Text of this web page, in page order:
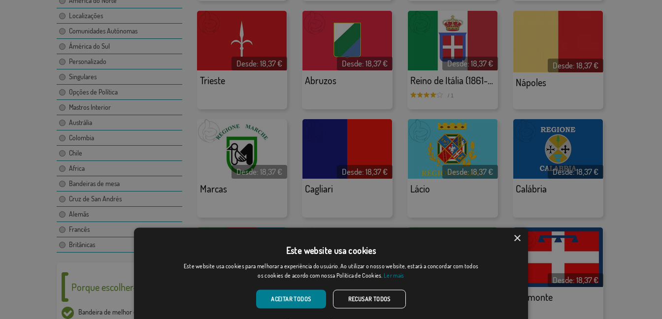
Localizações
Comunidades Autónomas
Ámérica do Sul
Personalizado
Singulares
Opções de Política
Mastros Interior
Austrália
Colombia
Chile
Africa
Bandeiras de mesa
Cruz de San Andrés
Alemãs
Francês
Britânicas
Porque escolher-nos ___
Bandeira de melhorqualidade
Trieste
Desde:18,37€
Abruzos
Desde:18,37€
Reino de Itália (1861-1946)
Desde:18,37€
/ 1
Nápoles
Desde:18,37€
Marcas
Desde:18,37€
Cagliari
Desde:18,37€
Lácio
Desde:18,37€
Calábria
Desde:18,37€
Desde:18,37€
Toscana
Desde:18,37€
Piemonte
Desde:18,37€
×
Este website usa cookies
Este website usa cookies para melhorar a experiência do usuário. Ao utilizar o nosso website, estará a concordar com todos
os cookies de acordo com nossa Política de Cookies. Ler mais
ACEITAR TODOS RECUSAR TODOS